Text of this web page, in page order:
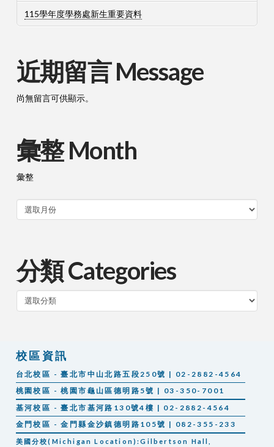
115學年度學務處新生重要資料
近期留言 Message
尚無留言可供顯示。
彙整 Month
彙整
分類 Categories
類
校區資訊
台北校區 - 臺北市中山北路五段250號 | 02-2882-4564
桃園校區 - 桃園市龜山區德明路5號 | 03-350-7001
基河校區 - 臺北市基河路130號4樓 | 02-2882-4564
金門校區 - 金門縣金沙鎮德明路105號 | 082-355-233
美國分校(Michigan Location):Gilbertson Hall,